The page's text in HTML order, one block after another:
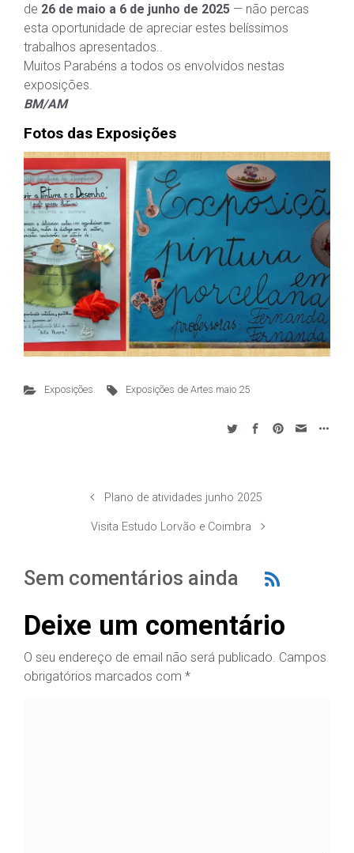
de 26 de maio a 6 de junho de 2025 — não percas
esta oportunidade de apreciar estes belíssimos
trabalhos apresentados..
Muitos Parabéns a todos os envolvidos nestas
exposições.
BM/AM
Fotos das Exposições
Exposições Exposições de Artes maio 25
Plano de atividades junho 2025
Visita Estudo Lorvão e Coimbra
Sem comentários ainda
Deixe um comentário
O seu endereço de email não será publicado. Campos
obrigatórios marcados com *